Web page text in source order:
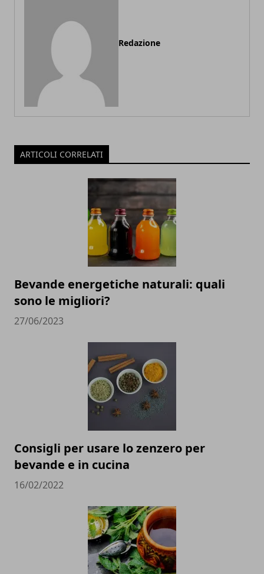
Redazione
ARTICOLI CORRELATI
Bevande energetiche naturali: quali
sono le migliori?
27/06/2023
Consigli per usare lo zenzero per
bevande e in cucina
16/02/2022